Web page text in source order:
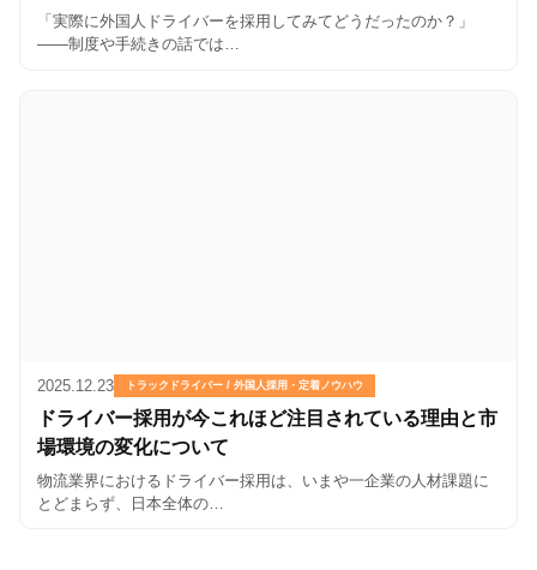
「実際に外国人ドライバーを採用してみてどうだったのか？」
——制度や手続きの話では…
2025.12.23 トラックドライバー / 外国人採用・定着ノウハウ
ドライバー採用が今これほど注目されている理由と市
場環境の変化について
物流業界におけるドライバー採用は、いまや一企業の人材課題に
とどまらず、日本全体の…